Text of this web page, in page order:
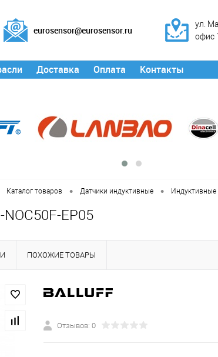
eurosensor@eurosensor.ru
ул.
офис
Доставка Оплата Контакты
Каталог товаров • Датчики индуктивные • Индуктивные
NOC50F-EP05
ПОХОЖИЕ ТОВАРЫ
Отзывов: 0